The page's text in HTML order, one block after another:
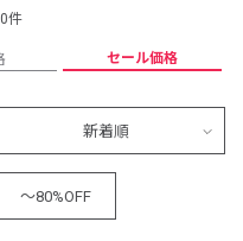
件
セール価格
新着順
～80%OFF